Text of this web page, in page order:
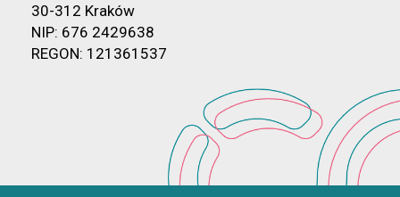
30-312 Kraków
NIP: 676 2429638
REGON: 121361537